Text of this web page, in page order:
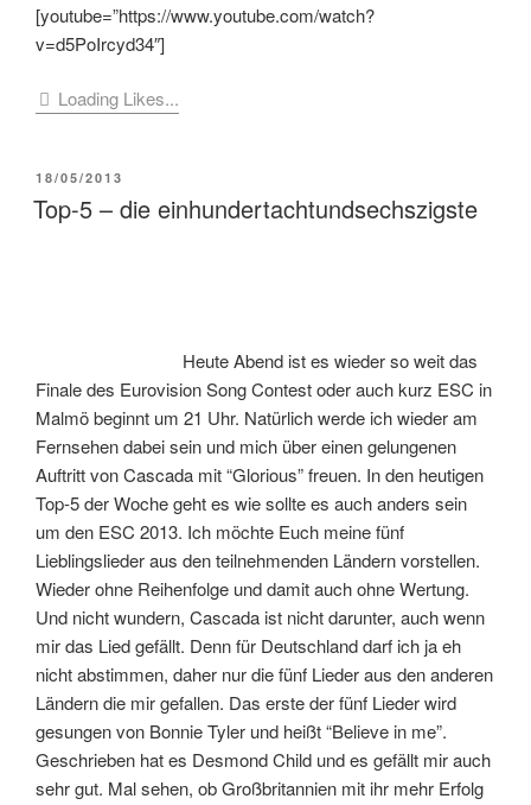
[youtube=”https://www.youtube.com/watch?
v=d5PoIrcyd34″]
Loading Likes...
VERÖFFENTLICHT
AM
18/05/2013
Top-5 – die einhundertachtundsechszigste
Heute Abend ist es wieder so weit das
Finale des Eurovision Song Contest oder auch kurz ESC in
Malmö beginnt um 21 Uhr. Natürlich werde ich wieder am
Fernsehen dabei sein und mich über einen gelungenen
Auftritt von Cascada mit “Glorious” freuen. In den heutigen
Top-5 der Woche geht es wie sollte es auch anders sein
um den ESC 2013. Ich möchte Euch meine fünf
Lieblingslieder aus den teilnehmenden Ländern vorstellen.
Wieder ohne Reihenfolge und damit auch ohne Wertung.
Und nicht wundern, Cascada ist nicht darunter, auch wenn
mir das Lied gefällt. Denn für Deutschland darf ich ja eh
nicht abstimmen, daher nur die fünf Lieder aus den anderen
Ländern die mir gefallen. Das erste der fünf Lieder wird
gesungen von Bonnie Tyler und heißt “Believe in me”.
Geschrieben hat es Desmond Child und es gefällt mir auch
sehr gut. Mal sehen, ob Großbritannien mit ihr mehr Erfolg